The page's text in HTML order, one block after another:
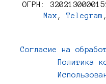
ОГРН:
Max ,Telegram
Согласие на
Политика